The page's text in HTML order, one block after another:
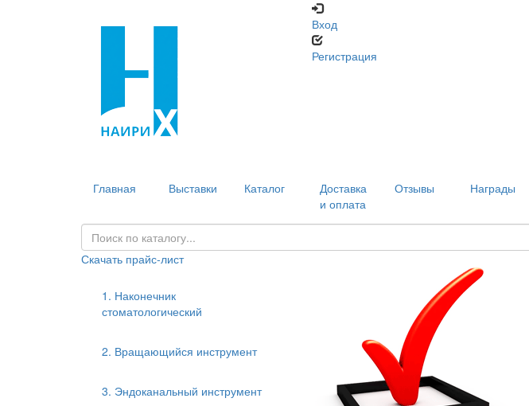
Вход
Регистрация
Главная Выставки Каталог
Доставка
и оплата
Отзывы Награды
Скачать прайс-лист
1. Наконечник
стоматологический
2. Вращающийся инструмент
3. Эндоканальный инструмент